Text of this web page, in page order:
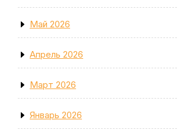
Май 2026
Апрель 2026
Март 2026
Январь 2026